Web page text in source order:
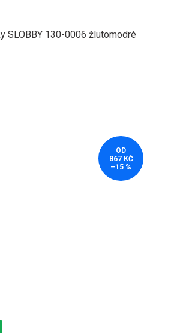
SLOBBY 130-0006 žlutomodré
OD
867 KČ
–15 %